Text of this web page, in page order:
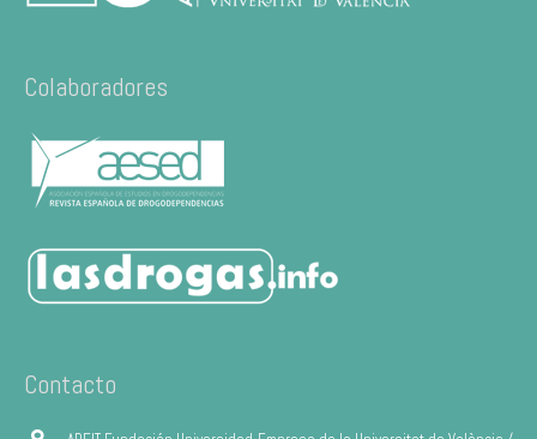
Colaboradores
Contacto